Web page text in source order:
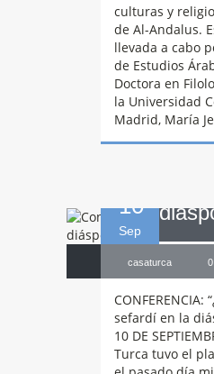
culturas y
de Al-Andalus.
llevada a cabo
de Estudios
Doctora en
la Universidad
Madrid, María
10
Sep
casaturca
CONFERENCIA:
sefardí en la
10 DE
Turca tuvo el